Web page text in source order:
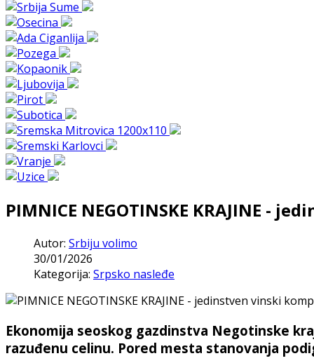
PIMNICE NEGOTINSKE KRAJINE -
Autor: Srbiju volimo
30/01/2026
Kategorija: Srpsko nasleđe
Ekonomija seoskog gazdinstva Negotinske
razuđenu celinu. Pored mesta stanovanja